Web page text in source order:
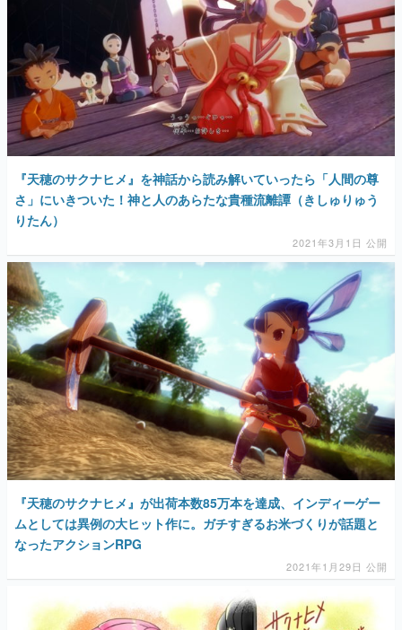
『天穂のサクナヒメ』を神話から読み解いていったら「人間の尊
さ」にいきついた！神と人のあらたな貴種流離譚（きしゅりゅう
りたん）
2021年3月1日 公開
『天穂のサクナヒメ』が出荷本数85万本を達成、インディーゲー
ムとしては異例の大ヒット作に。ガチすぎるお米づくりが話題と
なったアクションRPG
2021年1月29日 公開